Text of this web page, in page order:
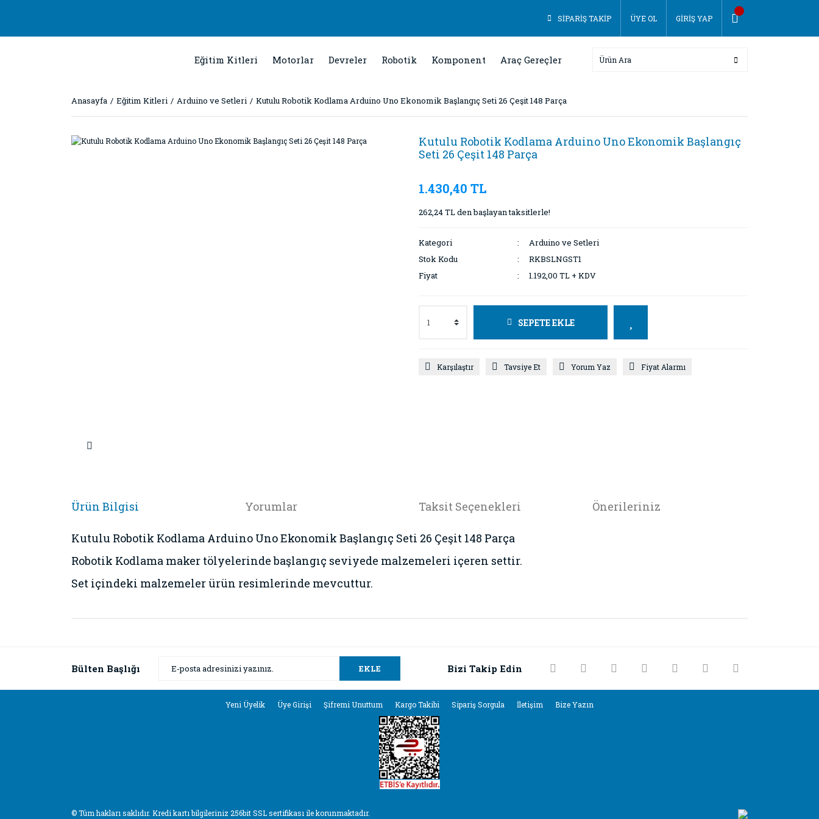
SİPARİŞ TAKİP ÜYE OL GİRİŞ YAP
Eğitim Kitleri Motorlar Devreler Robotik Komponent Araç Gereçler
Anasayfa Eğitim Kitleri Arduino ve Setleri Kutulu Robotik Kodlama Arduino Uno Ekonomik Başlangıç Seti 26 Çeşit 148 Parça
Kutulu Robotik Kodlama Arduino Uno Ekonomik Başlangıç
Seti 26 Çeşit 148 Parça
1.430,40 TL
262,24 TL den başlayan taksitlerle!
Kategori
Arduino ve Setleri
Stok Kodu
RKBSLNGST1
Fiyat
1.192,00 TL + KDV
SEPETE EKLE
Karşılaştır Tavsiye Et Yorum Yaz Fiyat Alarmı
Ürün Bilgisi Yorumlar Taksit Seçenekleri Önerileriniz
Kutulu Robotik Kodlama Arduino Uno Ekonomik Başlangıç Seti 26 Çeşit 148 Parça
Robotik Kodlama maker tölyelerinde başlangıç seviyede malzemeleri içeren settir.
Set içindeki malzemeler ürün resimlerinde mevcuttur.
Ürün resmi kalitesiz, bozuk veya görüntülenemiyor.
Bülten Başlığı EKLE Bizi Takip Edin
Yeni Üyelik Üye Girişi Şifremi Unuttum Kargo Takibi Sipariş Sorgula İletişim Bize Yazın
© Tüm hakları saklıdır. Kredi kartı bilgileriniz 256bit SSL sertifikası ile korunmaktadır.